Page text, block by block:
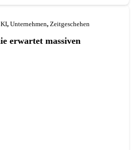
, Unternehmen, Zeitgeschehen
erwartet massiven